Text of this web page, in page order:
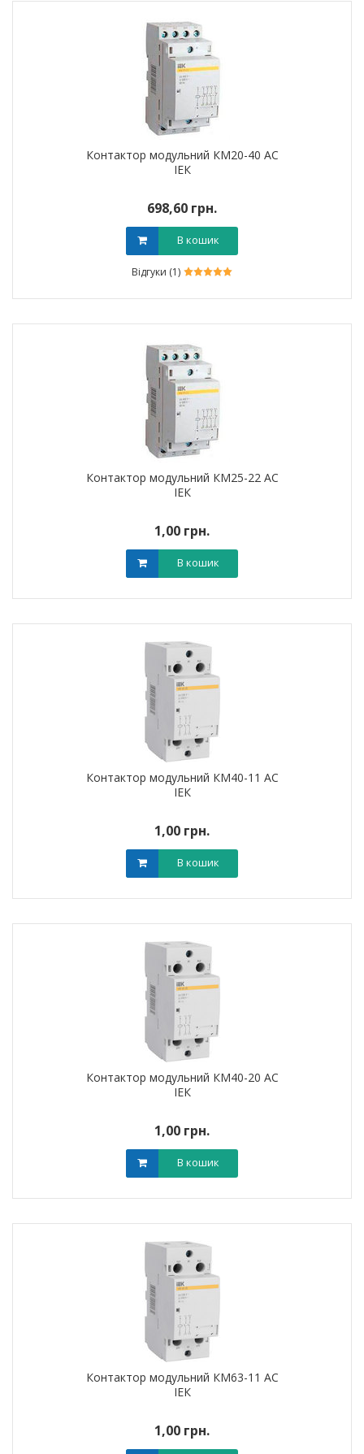
Контактор модульний КМ20-40 AC
ІЕК
698,60 грн.
В кошик
Відгуки (1)
Контактор модульний КМ25-22 AC
ІЕК
1,00 грн.
В кошик
Контактор модульний КМ40-11 AC
ІЕК
1,00 грн.
В кошик
Контактор модульний КМ40-20 AC
ІЕК
1,00 грн.
В кошик
Контактор модульний КМ63-11 AC
ІЕК
1,00 грн.